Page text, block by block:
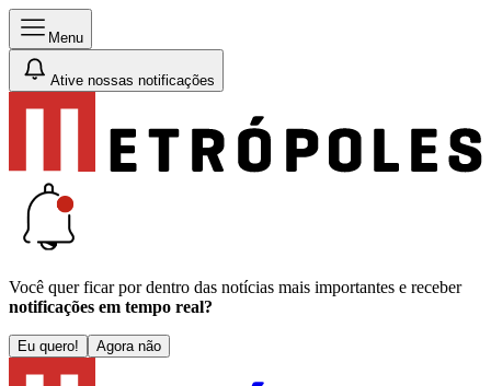
Menu
Ative nossas notificações
Você quer ficar por dentro das notícias mais importantes e receber
notificações em tempo real?
Eu quero! Agora não